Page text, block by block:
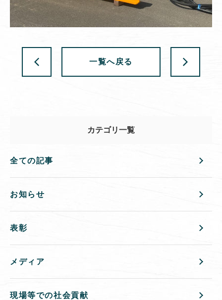
一覧へ戻る
カテゴリ一覧
全ての記事
お知らせ
表彰
メディア
現場等での社会貢献